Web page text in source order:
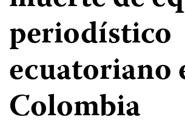
periodístico
ecuatoriano
Colombia